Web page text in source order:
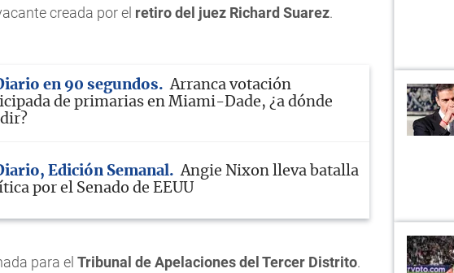
creada por el retiro del juez Richard Suarez.
en 90 segundos
Arranca votación
de primarias en Miami-Dade, ¿a dónde
Edición Semanal
Angie Nixon lleva batalla
por el Senado de EEUU
para el Tribunal de Apelaciones del Tercer Distrito.